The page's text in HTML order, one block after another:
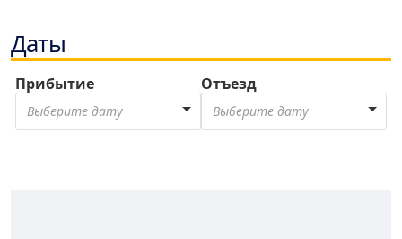
Даты
Прибытие
Выберите дату
Отъезд
Выберите дату